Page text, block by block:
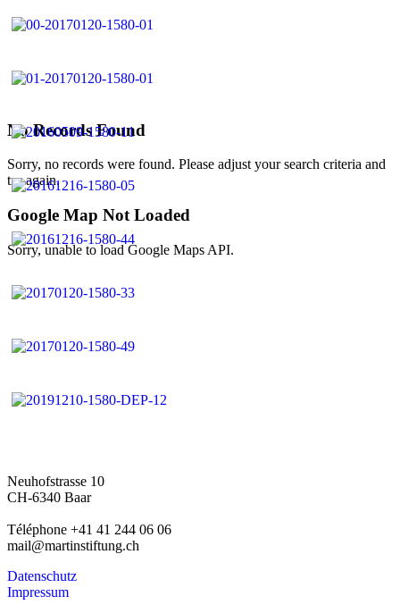
No Records Found
Sorry, no records were found. Please adjust your search criteria and
try again.
Google Map Not Loaded
Sorry, unable to load Google Maps API.
Neuhofstrasse 10
CH-6340 Baar
Téléphone +41 41 244 06 06
mail@martinstiftung.ch
Datenschutz
Impressum